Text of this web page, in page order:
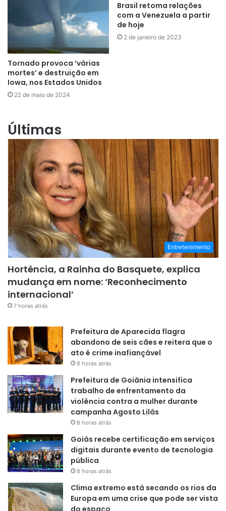
Tornado provoca ‘várias
mortes’ e destruição em
Iowa, nos Estados Unidos
22 de maio de 2024
Brasil retoma relações
com a Venezuela a partir
de hoje
2 de janeiro de 2023
Últimas
Entretenimento
Hortência, a Rainha do Basquete, explica
mudança em nome: ‘Reconhecimento
internacional’
7 horas atrás
Prefeitura de Aparecida flagra
abandono de seis cães e reitera que o
ato é crime inafiançável
8 horas atrás
Prefeitura de Goiânia intensifica
trabalho de enfrentamento da
violência contra a mulher durante
campanha Agosto Lilás
8 horas atrás
Goiás recebe certificação em serviços
digitais durante evento de tecnologia
pública
8 horas atrás
Clima extremo está secando os rios da
Europa em uma crise que pode ser vista